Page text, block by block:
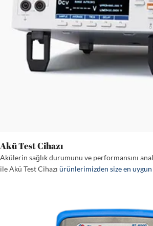
Akü Test Cihazı
Akülerin sağlık durumunu ve performansını
ile Akü Test Cihazı ürünlerimizden size en uygun